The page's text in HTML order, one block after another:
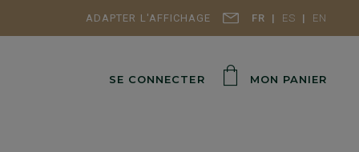
FR ES EN
ADAPTER L'AFFICHAGE
SE CONNECTER MON PANIER